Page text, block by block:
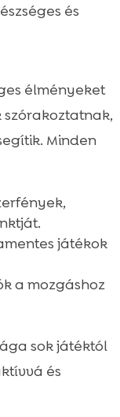
és
élményeket
szórakoztatnak,
Minden
játékok
a mozgáshoz
sok játéktól
és